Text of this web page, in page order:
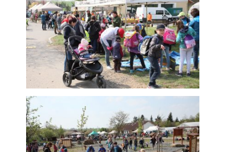
které ukazují
na konkrétní
uživatelé
našeho webu.
Pokud
vypnete
používání
analytických
cookies ve
vztahu k Vaší
možnost
analýzy
výkonu a
optimalizace